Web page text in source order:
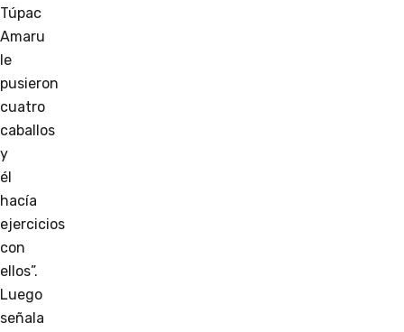
Túpac
Amaru
le
pusieron
cuatro
caballos
y
él
hacía
ejercicios
con
ellos”.
Luego
señala